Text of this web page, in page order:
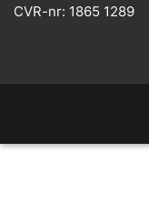
CVR-nr: 1865 1289